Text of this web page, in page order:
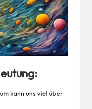
kann uns viel über